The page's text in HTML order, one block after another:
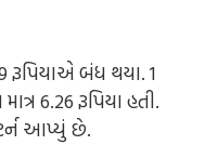
રૂપિયાએ બંધ થયા. 1
6.26 રૂપિયા હતી.
આપ્યું છે.